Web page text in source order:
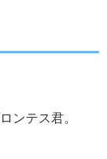
ンテス君。